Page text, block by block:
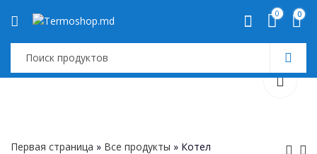
0 0
Первая страница » Все продукты » Котел